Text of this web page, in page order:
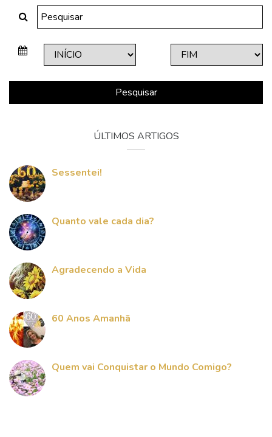
Pesquisar
ÚLTIMOS ARTIGOS
Sessentei!
Quanto vale cada dia?
Agradecendo a Vida
60 Anos Amanhã
Quem vai Conquistar o Mundo Comigo?